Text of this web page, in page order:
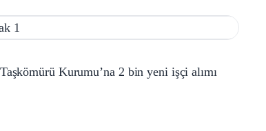
Kurumu’na 2 bin yeni işçi alımı